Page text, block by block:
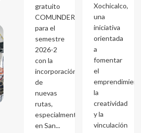
gratuito
COMUNDER
para el
semestre
2026-2
con la
incorporación
de
nuevas
rutas,
especialmente
en San...
Xochicalco,
una
iniciativa
orientada
a
fomentar
el
la
creatividad
y la
vinculación